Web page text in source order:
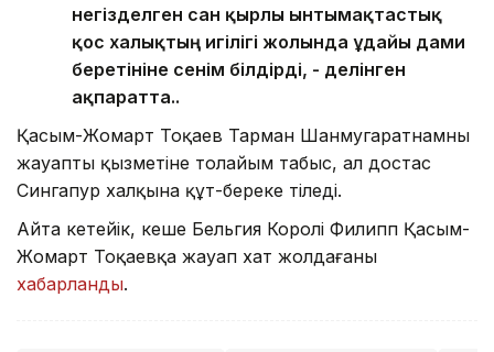
негізделген сан қырлы ынтымақтастық
қос халықтың игілігі жолында ұдайы дами
беретініне сенім білдірді, - делінген
ақпаратта..
Қасым-Жомарт Тоқаев Тарман Шанмугаратнамның
жауапты қызметіне толайым табыс, ал достас
Сингапур халқына құт-береке тіледі.
Айта кетейік, кеше Бельгия Королі Филипп Қасым-
Жомарт Тоқаевқа жауап хат жолдағаны
хабарланды.